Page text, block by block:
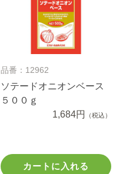
品番：12962
ソテードオニオンベース
５００ｇ
1,684円
（税込）
カートに入れる